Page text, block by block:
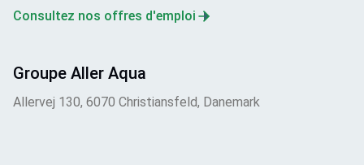
Consultez nos offres d'emploi
Groupe Aller Aqua
Allervej 130, 6070 Christiansfeld, Danemark